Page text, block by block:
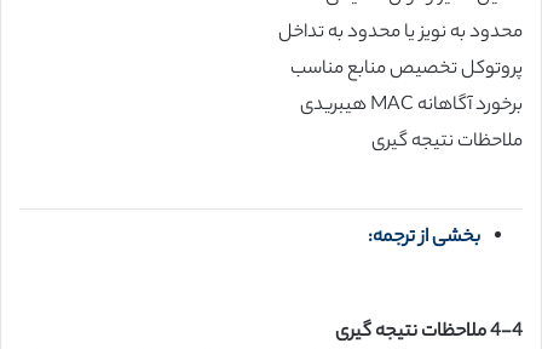
محدود به نویز یا محدود به تداخل
پروتوکل تخصیص منابع مناسب
برخورد آگاهانه MAC هیبریدی
ملاحظات نتیجه گیری
بخشی از ترجمه:
4-4 ملاحظات نتیجه گیری